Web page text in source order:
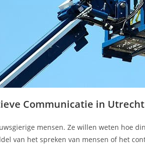
Communicatie in
mensen. Ze willen weten hoe
van het spreken van mensen of het